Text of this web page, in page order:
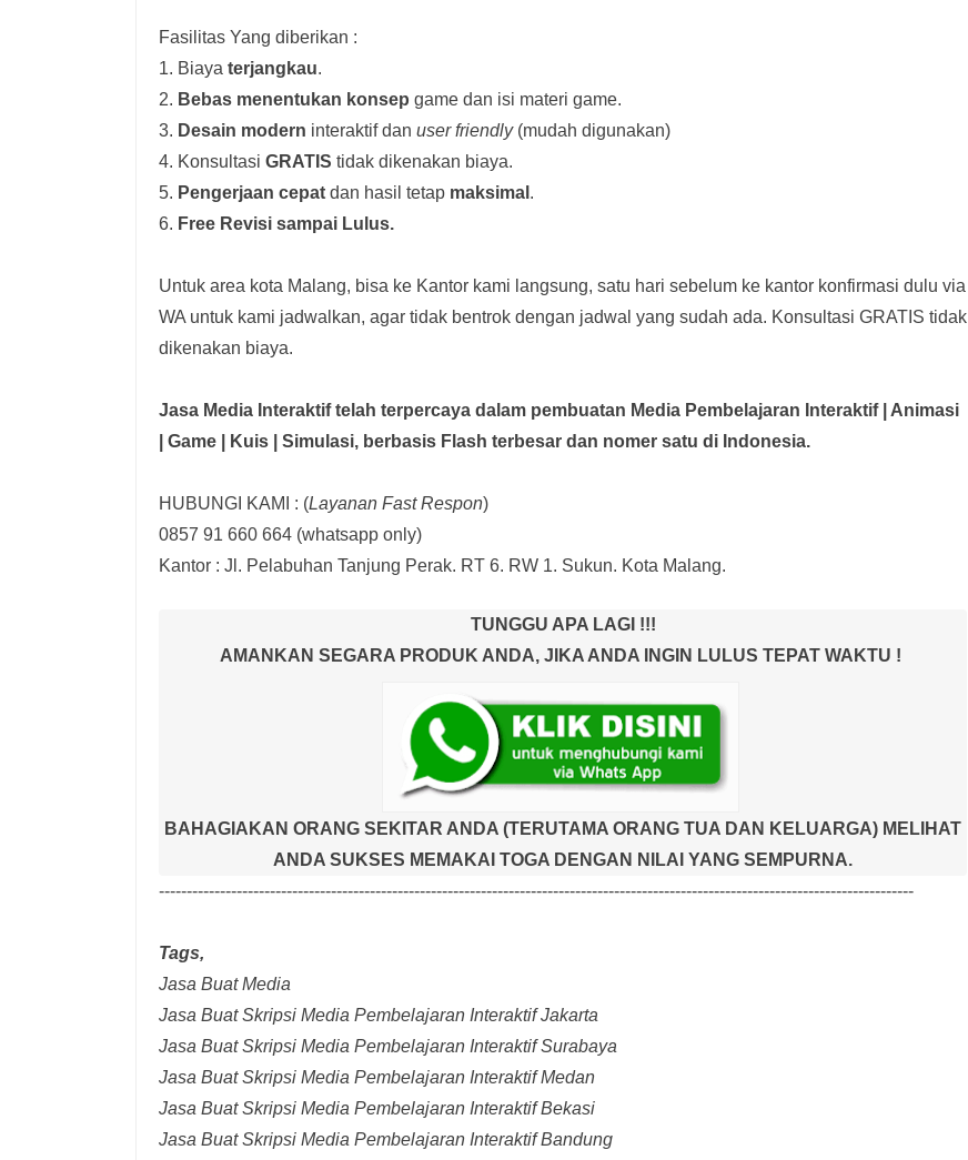
Fasilitas Yang diberikan :
1. Biaya terjangkau.
2. Bebas menentukan konsep game dan isi materi game.
3. Desain modern interaktif dan user friendly(mudah digunakan)
4. Konsultasi GRATIS tidak dikenakan biaya.
5. Pengerjaan cepat dan hasil tetap maksimal .
6. Free Revisi sampai Lulus.
Untuk area kota Malang, bisa ke Kantor kami langsung, satu hari sebelum ke kantor konfirmasi dulu via
WA untuk kami jadwalkan, agar tidak bentrok dengan jadwal yang sudah ada. Konsultasi GRATIS tidak
dikenakan biaya.
Jasa Media Interaktif telah terpercaya dalam pembuatan Media Pembelajaran Interaktif| Animasi
| Game | Kuis | Simulasi, berbasis Flash terbesar dan nomer satu di Indonesia.
HUBUNGI KAMI : (Layanan Fast Respon)
0857 91 660 664 (whatsapp only)
Kantor : Jl. Pelabuhan Tanjung Perak. RT 6. RW 1. Sukun. Kota Malang.
TUNGGU APA LAGI !!!
AMANKAN SEGARA PRODUK ANDA, JIKA ANDA INGIN LULUS TEPAT WAKTU !
BAHAGIAKAN ORANG SEKITAR ANDA (TERUTAMA ORANG TUA DAN KELUARGA) MELIHAT
ANDA SUKSES MEMAKAI TOGA DENGAN NILAI YANG SEMPURNA.
----------------------------------------------------------------------------------------------------------------------------------------
Tags,
Jasa Buat Media
Jasa Buat Skripsi Media Pembelajaran Interaktif Jakarta
Jasa Buat Skripsi Media Pembelajaran Interaktif Surabaya
Jasa Buat Skripsi Media Pembelajaran Interaktif Medan
Jasa Buat Skripsi Media Pembelajaran Interaktif Bekasi
Jasa Buat Skripsi Media Pembelajaran Interaktif Bandung